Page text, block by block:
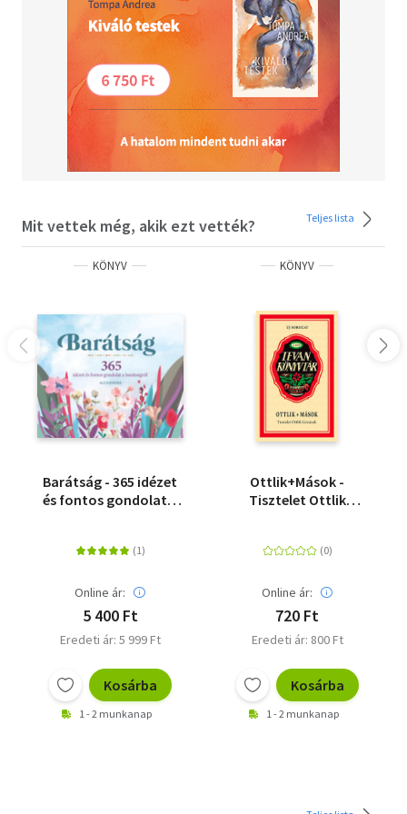
Mit vettek még, akik ezt vették? Teljes lista
KÖNYV
Barátság - 365 idézet
és fontos gondolat a
Online ár:
5 400 Ft
Eredeti ár: 5 999 Ft
Kosárba
1 - 2 munkanap
KÖNYV
Ottlik+Mások -
Tisztelet Ottlik
Online ár:
720 Ft
Eredeti ár: 800 Ft
Kosárba
1 - 2 munkanap